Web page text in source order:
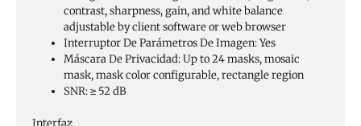
contrast, sharpness, gain, and white balance
adjustable by client software or web browser
Interruptor De Parámetros De Imagen:Yes
Máscara De Privacidad:Up to 24 masks, mosaic
mask, mask color configurable, rectangle region
SNR:≥ 52 dB
Interfaz